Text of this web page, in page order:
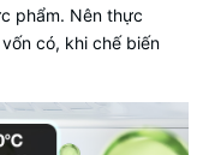
phẩm. Nên thực
có, khi chế biến